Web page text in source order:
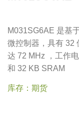
M031SG6AE 是基
微控制器，具有 32
达 72 MHz ，工作
和 32 KB SRAM
库存：期货